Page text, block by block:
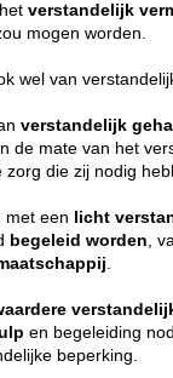
verstandelijk
mogen worden.
wel van
verstandelijk
de mate van het
die zij nodig
met een licht
begeleid worden,
.
en begeleiding
beperking.